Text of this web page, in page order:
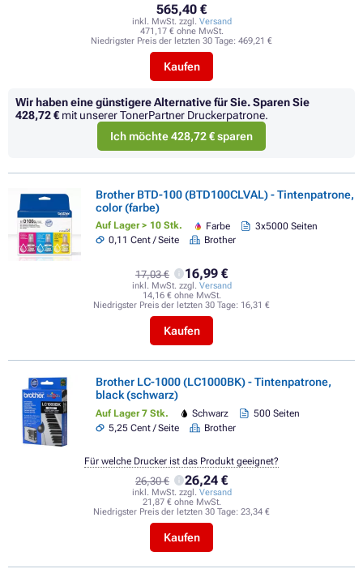
565,40 €
inkl. MwSt. zzgl. Versand
471,17 € ohne MwSt.
Niedrigster Preis der letzten 30 Tage: 469,21 €
Kaufen
Wir haben eine günstigere Alternative für Sie.Sparen Sie
428,72 € mit unserer TonerPartner Druckerpatrone.
Ich möchte 428,72 € sparen
Brother BTD-100 (BTD100CLVAL) - Tintenpatrone,
color (farbe)
Auf Lager > 10 Stk. Farbe
3x5000 Seiten
0,11 Cent / Seite
Brother
17,03 € 16,99 €
inkl. MwSt. zzgl. Versand
14,16 € ohne MwSt.
Niedrigster Preis der letzten 30 Tage: 16,31 €
Kaufen
Brother LC-1000 (LC1000BK) - Tintenpatrone,
black (schwarz)
Auf Lager 7 Stk. Schwarz
500 Seiten
5,25 Cent / Seite
Brother
26,30 € 26,24 €
inkl. MwSt. zzgl. Versand
21,87 € ohne MwSt.
Niedrigster Preis der letzten 30 Tage: 23,34 €
Kaufen
Für welche Drucker ist das Produkt geeignet?